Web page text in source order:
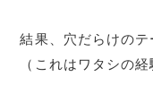
結果、穴だらけのテ
（これはワタシの